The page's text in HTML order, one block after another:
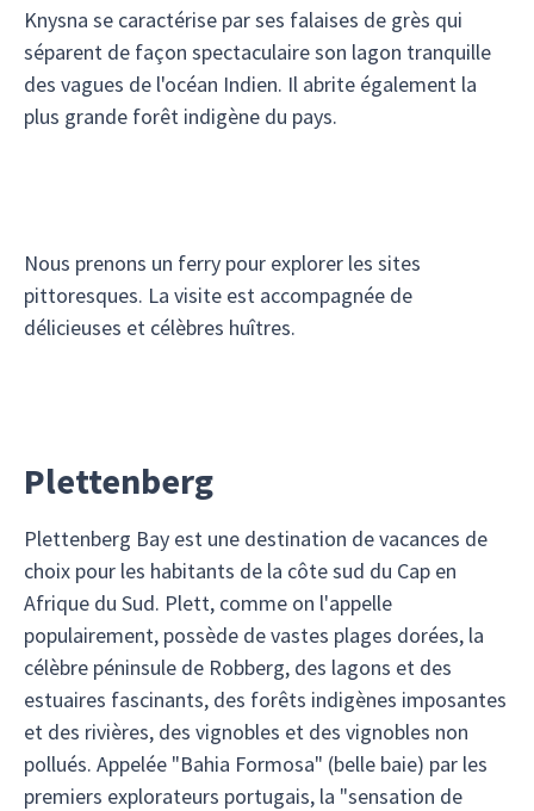
Knysna se caractérise par ses falaises de grès qui
séparent de façon spectaculaire son lagon tranquille
des vagues de l'océan Indien. Il abrite également la
plus grande forêt indigène du pays.
Nous prenons un ferry pour explorer les sites
pittoresques. La visite est accompagnée de
délicieuses et célèbres huîtres.
Plettenberg
Plettenberg Bay est une destination de vacances de
choix pour les habitants de la côte sud du Cap en
Afrique du Sud. Plett, comme on l'appelle
populairement, possède de vastes plages dorées, la
célèbre péninsule de Robberg, des lagons et des
estuaires fascinants, des forêts indigènes imposantes
et des rivières, des vignobles et des vignobles non
pollués. Appelée "Bahia Formosa" (belle baie) par les
premiers explorateurs portugais, la "sensation de